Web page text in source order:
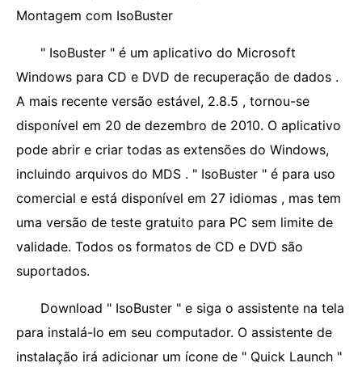
Montagem com IsoBuster
" IsoBuster " é um aplicativo do Microsoft
Windows para CD e DVD de recuperação de dados .
A mais recente versão estável, 2.8.5 , tornou-se
disponível em 20 de dezembro de 2010. O aplicativo
pode abrir e criar todas as extensões do Windows,
incluindo arquivos do MDS . " IsoBuster " é para uso
comercial e está disponível em 27 idiomas , mas tem
uma versão de teste gratuito para PC sem limite de
validade. Todos os formatos de CD e DVD são
suportados.
Download " IsoBuster " e siga o assistente na tela
para instalá-lo em seu computador. O assistente de
instalação irá adicionar um ícone de " Quick Launch "